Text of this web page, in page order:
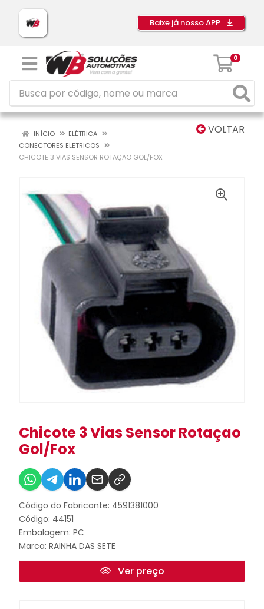
Baixe já nosso APP
0
VOLTAR
INÍCIO
ELÉTRICA
CONECTORES ELETRICOS
CHICOTE 3 VIAS SENSOR ROTAÇAO GOL/FOX
Chicote 3 Vias Sensor Rotaçao
Gol/Fox
Código do Fabricante: 4591381000
Código: 44151
Embalagem: PC
Marca: RAINHA DAS SETE
Ver preço